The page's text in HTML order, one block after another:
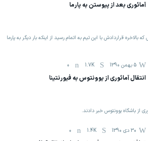
آمائوری بعد از پیوستن به پارما
بالاخره قراردادش با این تیم به اتمام رسید از اینکه بار دیگر به پارما
5 بهمن 1390 1.7K
0
انتقال آمائوری از یوونتوس به فیورنتینا
از باشگاه یوونتوس خبر دادند.
30 دی 1390 1.4K
0